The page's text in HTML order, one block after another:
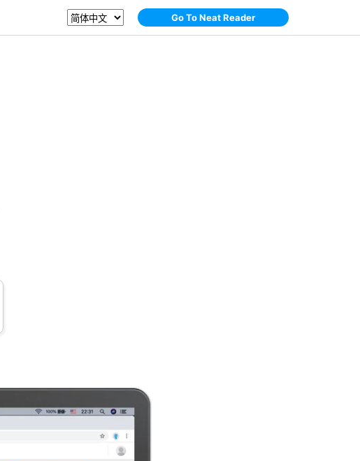
Go To Neat Reader